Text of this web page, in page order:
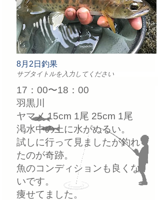
8月2日釣果
サブタイトルを入力してください
17：00〜18：00
羽黒川
ヤマメ 15cm 1尾 25cm 1尾
渇水中の上に水がぬるい。
試しに行って見ましたが釣れ
たのが奇跡。
魚のコンディションも良くな
いです。
痩せてました。